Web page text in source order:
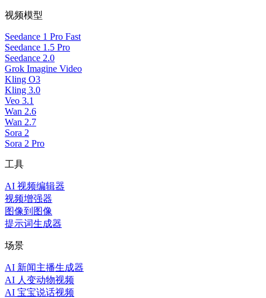
视频模型
Seedance 1 Pro Fast
Seedance 1.5 Pro
Seedance 2.0
Grok Imagine Video
Kling O3
Kling 3.0
Veo 3.1
Wan 2.6
Wan 2.7
Sora 2
Sora 2 Pro
工具
AI 视频编辑器
视频增强器
图像到图像
提示词生成器
场景
AI 新闻主播生成器
AI 人变动物视频
AI 宝宝说话视频